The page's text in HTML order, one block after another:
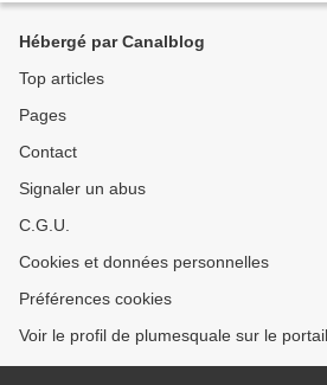
Hébergé par Canalblog
Top articles
Pages
Contact
Signaler un abus
C.G.U.
Cookies et données personnelles
Préférences cookies
Voir le profil de plumesquale sur le